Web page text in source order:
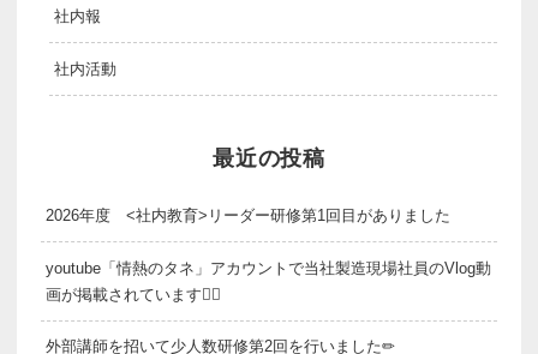
社内報
社内活動
最近の投稿
2026年度 <社内教育>リーダー研修第1回目がありました
youtube「情熱のタネ」アカウントで当社製造現場社員のVlog動
画が掲載されています👷‍♂️
外部講師を招いて少人数研修第2回を行いました✏